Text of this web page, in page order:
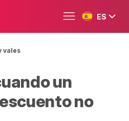
ES
vales
un
no